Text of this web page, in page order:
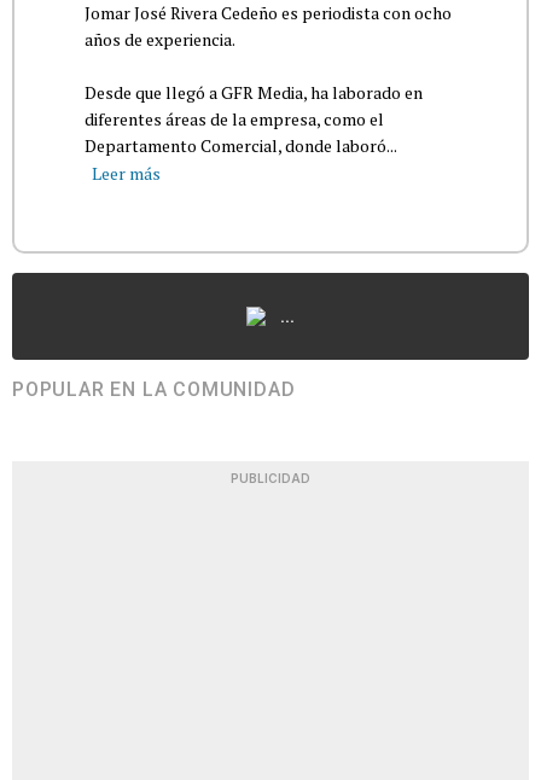
Jomar José Rivera Cedeño es periodista con ocho
años de experiencia.
Desde que llegó a GFR Media, ha laborado en
diferentes áreas de la empresa, como el
Departamento Comercial, donde laboró...
Leer más
...
POPULAR EN LA COMUNIDAD
PUBLICIDAD